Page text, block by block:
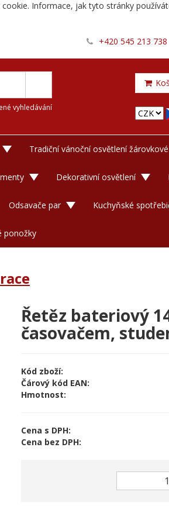
Informace, jak tyto stránky
+420 545 213 738
vyhledávání
Tradiční vánoční osvětlení žárovkové
Dekorativní osvětlení
Odsavače par Kuchyňské
ponožky
Řetěz bateriový
časovačem,
Kód zboží:
Čárový kód EAN:
Hmotnost:
Cena s DPH:
Cena bez DPH: